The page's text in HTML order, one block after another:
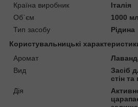
Країна виробник
Італія
Об`єм
1000 мл
Тип засобу
Рідина
Користувальницькі
Аромат
Вид
Засіб
стін та
Дія